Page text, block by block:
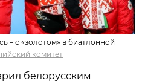
– с «золотом» в биатлонной
комитет
белорусским